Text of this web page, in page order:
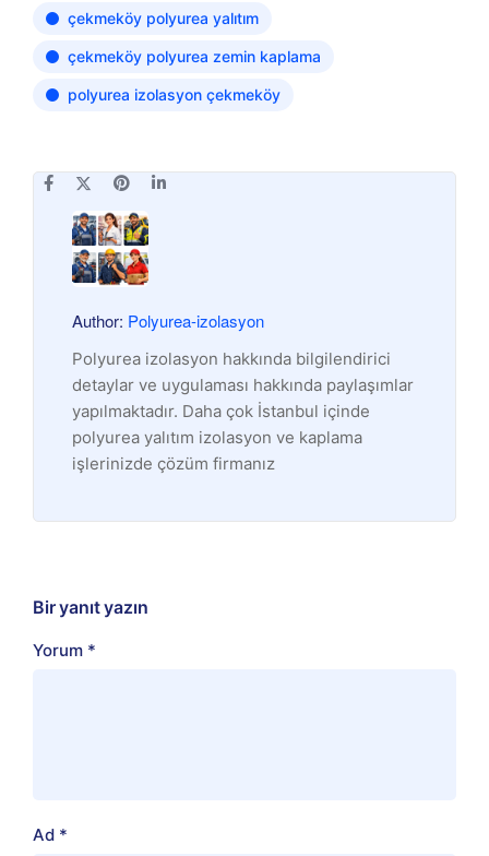
çekmeköy polyurea yalıtım
çekmeköy polyurea zemin kaplama
polyurea izolasyon çekmeköy
Author: Polyurea-izolasyon
Polyurea izolasyon hakkında bilgilendirici
detaylar ve uygulaması hakkında paylaşımlar
yapılmaktadır. Daha çok İstanbul içinde
polyurea yalıtım izolasyon ve kaplama
işlerinizde çözüm firmanız
Bir yanıt yazın
Yorum *
Ad *